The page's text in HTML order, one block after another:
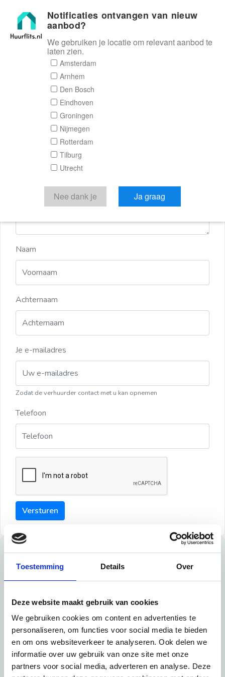
Toestemming Details Over
Deze website maakt gebruik van cookies
We gebruiken cookies om content en advertenties te
personaliseren, om functies voor social media te bieden
en om ons websiteverkeer te analyseren. Ook delen we
informatie over uw gebruik van onze site met onze
partners voor social media, adverteren en analyse. Deze
Huurflits
Reactieformulier
Huurflits
Verstuur je bericht
Door een bericht te sturen kom je in contact met de
aanbieder of makelaar van de woning.
Naam
Achternaam
Je e-mailadres
Zodat de verhuurder contact met u kan opnemen
Telefoon
Versturen
Tips
Tip 1:
Schrijf een duidelijke introductie en geef de volgende
informatie mee:
Ben je student, werkachtig of werkzoekend
Notificaties ontvangen van nieuw
aanbod?
We gebruiken je locatie om relevant aanbod te
laten zien.
Amsterdam
Arnhem
Den Bosch
Eindhoven
Groningen
Nijmegen
Rotterdam
Tilburg
Utrecht
Nee dank je Ja graag